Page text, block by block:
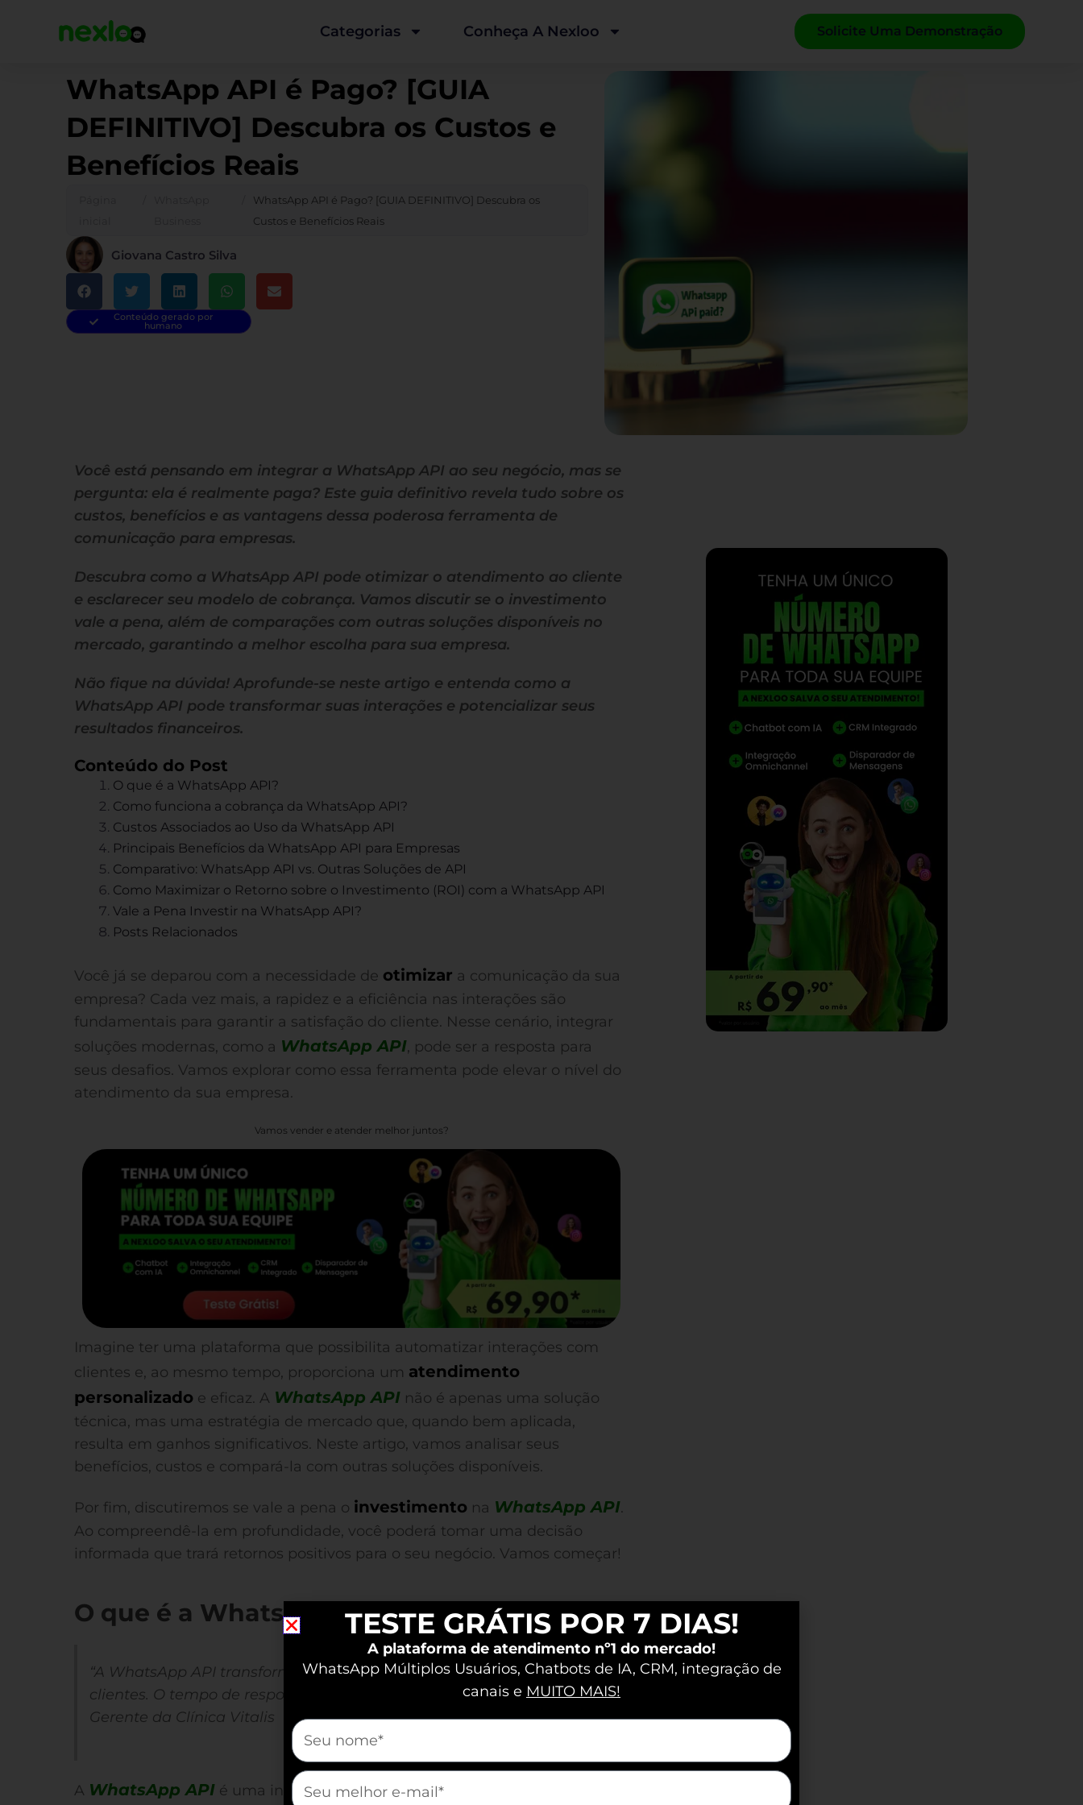
Categorias Conheça A Nexloo Solicite Uma Demonstração
WhatsApp API é Pago? [GUIA
DEFINITIVO] Descubra os Custos e
Benefícios Reais
WhatsApp API é Pago? [GUIA DEFINITIVO] Descubra os
Custos e Benefícios Reais
Giovana Castro Silva
Conteúdo gerado por
humano
Você está pensando em integrar a WhatsApp API ao seu negócio, mas se
pergunta: ela é realmente paga? Este guia definitivo revela tudo sobre os
custos, benefícios e as vantagens dessa poderosa ferramenta de
comunicação para empresas.
Descubra como a WhatsApp API pode otimizar o atendimento ao cliente
e esclarecer seu modelo de cobrança. Vamos discutir se o investimento
vale a pena, além de comparações com outras soluções disponíveis no
mercado, garantindo a melhor escolha para sua empresa.
Não fique na dúvida! Aprofunde-se neste artigo e entenda como a
WhatsApp API pode transformar suas interações e potencializar seus
resultados financeiros.
Conteúdo do Post
O que é a WhatsApp API?
Como funciona a cobrança da WhatsApp API?
Custos Associados ao Uso da WhatsApp API
Principais Benefícios da WhatsApp API para Empresas
Comparativo: WhatsApp API vs. Outras Soluções de API
Como Maximizar o Retorno sobre o Investimento (ROI) com a WhatsApp API
Vale a Pena Investir na WhatsApp API?
Posts Relacionados
Você já se deparou com a necessidade de otimizar a comunicação da sua
empresa? Cada vez mais, a rapidez e a eficiência nas interações são
fundamentais para garantir a satisfação do cliente. Nesse cenário, integrar
soluções modernas, como a WhatsApp API, pode ser a resposta para
seus desafios. Vamos explorar como essa ferramenta pode elevar o nível do
atendimento da sua empresa.
Vamos vender e atender melhor juntos?
Imagine ter uma plataforma que possibilita automatizar interações com
clientes e, ao mesmo tempo, proporciona um atendimento
personalizado e eficaz. A WhatsApp API não é apenas uma solução
técnica, mas uma estratégia de mercado que, quando bem aplicada,
resulta em ganhos significativos. Neste artigo, vamos analisar seus
benefícios, custos e compará-la com outras soluções disponíveis.
Por fim, discutiremos se vale a pena o investimento na WhatsApp API.
Ao compreendê-la em profundidade, você poderá tomar uma decisão
informada que trará retornos positivos para o seu negócio. Vamos começar!
O que é a WhatsApp API?
“A WhatsApp API transformou a forma como interagimos com nossos
clientes. O tempo de resposta melhorou significativamente!” — João,
Gerente da Clínica Vitalis
A WhatsApp API é uma interface de programação que permite que você
TESTE GRÁTIS POR 7 DIAS!
A plataforma de atendimento nº1 do mercado!
WhatsApp Múltiplos Usuários, Chatbots de IA, CRM, integração de
canais e MUITO MAIS!
mauticform[nome]
mauticform[email]